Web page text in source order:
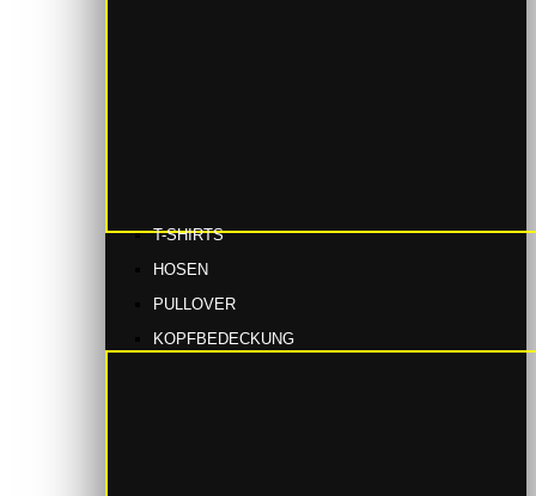
T-SHIRTS
HOSEN
PULLOVER
KOPFBEDECKUNG